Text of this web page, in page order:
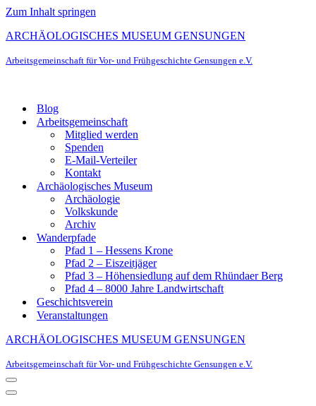
Zum Inhalt springen
ARCHÄOLOGISCHES MUSEUM GENSUNGEN
Arbeitsgemeinschaft für Vor- und Frühgeschichte Gensungen e.V.
Blog
Arbeitsgemeinschaft
Mitglied werden
Spenden
E-Mail-Verteiler
Kontakt
Archäologisches Museum
Archäologie
Volkskunde
Archiv
Wanderpfade
Pfad 1 – Hessens Krone
Pfad 2 – Eiszeitjäger
Pfad 3 – Höhensiedlung auf dem Rhündaer Berg
Pfad 4 – 8000 Jahre Landwirtschaft
Geschichtsverein
Veranstaltungen
ARCHÄOLOGISCHES MUSEUM GENSUNGEN
Arbeitsgemeinschaft für Vor- und Frühgeschichte Gensungen e.V.
Navigationsmenü
Navigationsmenü